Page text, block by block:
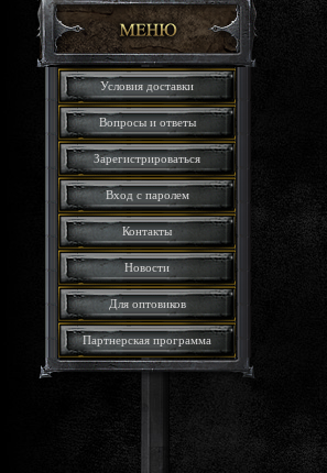
Условия доставки
Вопросы и ответы
Зарегистрироваться
Вход с паролем
Контакты
Новости
Для оптовиков
Партнерская программа